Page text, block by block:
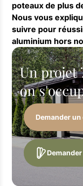
poteaux de plus
Nous vous
suivre pour
aluminium hors
Un projet
on
Demander un